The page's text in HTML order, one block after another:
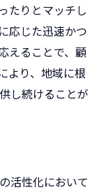
たりとマッチし
応じた迅速かつ
えることで、顧
より、地域に根
し続けることが
活性化において